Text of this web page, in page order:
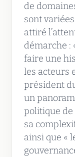
de
sont
attiré
démarche :
faire une
les acteurs
président
un
politique de
sa
ainsi que «